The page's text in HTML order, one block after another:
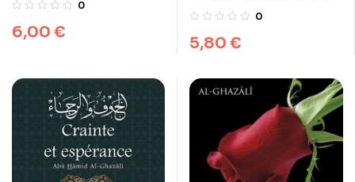
0
6,00 €
Selon le Coran et la
0
5,80 €